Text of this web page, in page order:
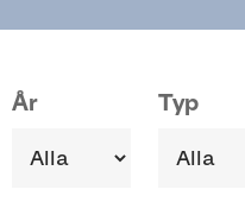
År Typ
Pagination